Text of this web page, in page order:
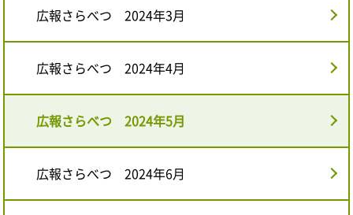
広報さらべつ 2024年3月
広報さらべつ 2024年4月
広報さらべつ 2024年5月
広報さらべつ 2024年6月